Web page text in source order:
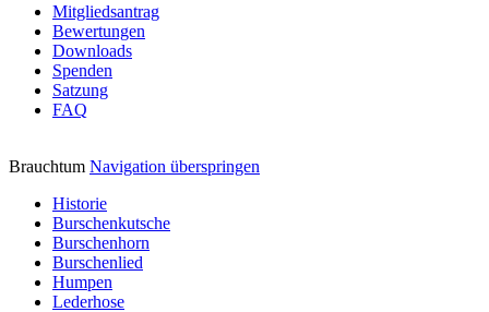
Mitgliedsantrag
Bewertungen
Downloads
Spenden
Satzung
FAQ
Brauchtum Navigation überspringen
Historie
Burschenkutsche
Burschenhorn
Burschenlied
Humpen
Lederhose